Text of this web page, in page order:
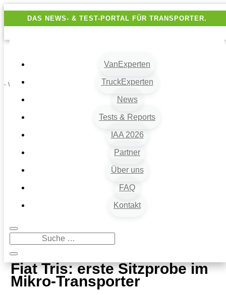
DAS NEWS- & TEST-PORTAL FÜR TRANSPORTER.
VanExperten
TruckExperten
News
Tests & Reports
IAA 2026
Partner
Über uns
FAQ
Kontakt
- Werbung -
9
Fiat Tris: erste Sitzprobe im Mikro-Transporter
Fiat Tris: erste Sitzprobe im
Mikro-Transporter